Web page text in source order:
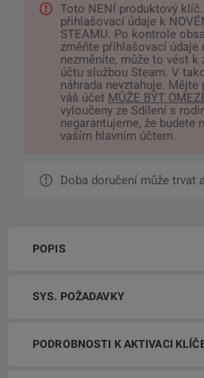
Toto NENÍ produktový
přihlašovací údaje k
STEAMU. Po kontrole
změňte přihlašovací údaje
nezměníte, může to vést k
účtu službou Steam. V
náhrada nevztahuje.
váš účet MŮŽE BÝT
vyloučeny ze Sdílení s
negarantujeme, že budete
vaším hlavním účtem.
Doba doručení může trvat
POPIS
SYS. POŽADAVKY
PODROBNOSTI K AKTIVACI